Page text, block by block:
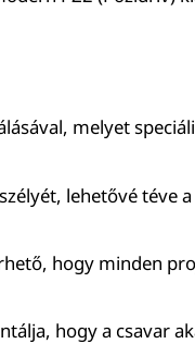
melyet
lehetővé
hogy minden
hogy a csavar